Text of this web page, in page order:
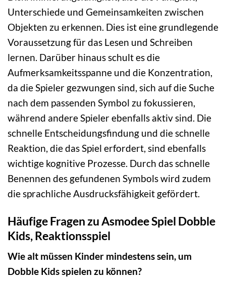
Unterschiede und Gemeinsamkeiten zwischen
Objekten zu erkennen. Dies ist eine grundlegende
Voraussetzung für das Lesen und Schreiben
lernen. Darüber hinaus schult es die
Aufmerksamkeitsspanne und die Konzentration,
da die Spieler gezwungen sind, sich auf die Suche
nach dem passenden Symbol zu fokussieren,
während andere Spieler ebenfalls aktiv sind. Die
schnelle Entscheidungsfindung und die schnelle
Reaktion, die das Spiel erfordert, sind ebenfalls
wichtige kognitive Prozesse. Durch das schnelle
Benennen des gefundenen Symbols wird zudem
die sprachliche Ausdrucksfähigkeit gefördert.
Häufige Fragen zu Asmodee Spiel Dobble
Kids, Reaktionsspiel
Wie alt müssen Kinder mindestens sein, um
Dobble Kids spielen zu können?